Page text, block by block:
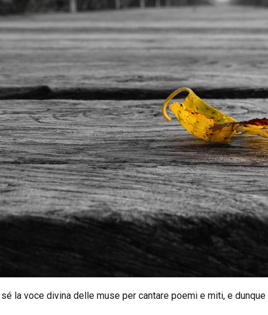
sé la voce divina delle muse per cantare poemi e miti, e dunque